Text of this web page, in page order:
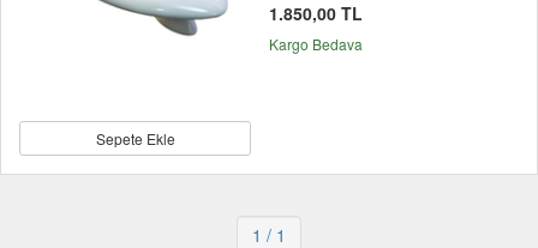
Sepete Ekle
1.850,00 TL
Kargo Bedava
1 / 1